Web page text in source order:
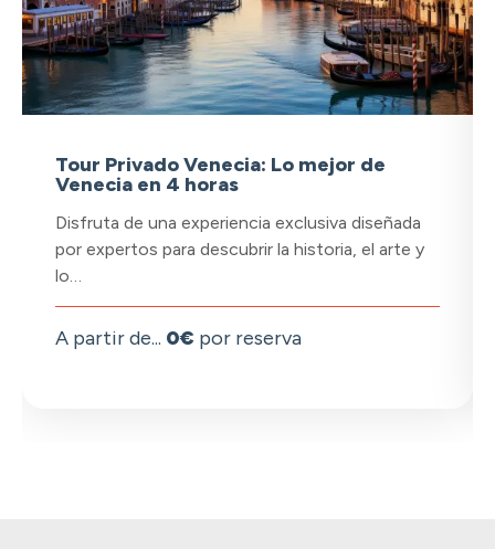
Tour Privado Venecia: Lo mejor de
Venecia en 4 horas
Disfruta de una experiencia exclusiva diseñada
por expertos para descubrir la historia, el arte y
lo…
A partir de... 0€ por reserva